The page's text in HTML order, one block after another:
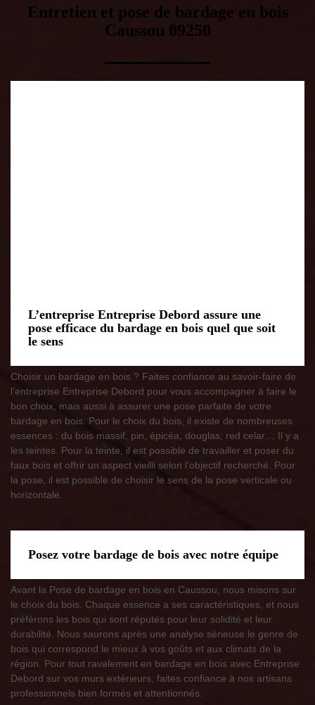
Entretien et pose de bardage en bois
Caussou 09250
L’entreprise Entreprise Debord assure une
pose efficace du bardage en bois quel que soit
le sens
Choisir un bardage en bois ? Faites confiance au savoir-faire de
l’entreprise Entreprise Debord pour vous accompagner à faire le
bon choix, mais aussi à assurer une pose parfaite de votre
bardage en bois. Pour le choix du bois, il existe de nombreuses
essences : du bois massif, pin, épicéa, douglas, red celar… Il y a
les teintes. Pour la teinte, il est possible de travailler et poser du
faux bois et offrir un aspect vieilli selon l’objectif recherché. Pour
la pose, il est possible de choisir le sens de la pose verticale ou
horizontale.
Posez votre bardage de bois avec notre équipe
Avant la Pose de bardage en bois en Caussou, nous misons sur
le choix du bois. Chaque essence a ses caractéristiques, et nous
préférons les bois qui sont réputés pour leur solidité et leur
durabilité. Nous saurons après une analyse sérieuse le genre de
bois qui correspond le mieux à vos goûts et aux climats de la
région. Pour tout ravalement en bardage en bois avec Entreprise
Debord sur vos murs extérieurs, faites confiance à nos artisans
professionnels bien formés et attentionnés.